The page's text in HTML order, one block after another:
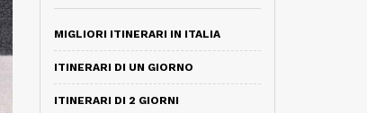
MIGLIORI ITINERARI IN ITALIA
ITINERARI DI UN GIORNO
ITINERARI DI 2 GIORNI